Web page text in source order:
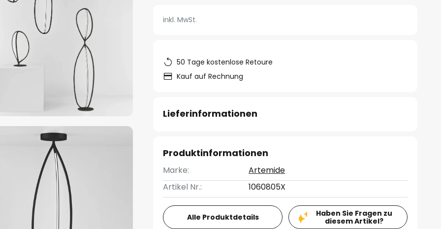
inkl. MwSt.
50 Tage kostenlose Retoure
Kauf auf Rechnung
Lieferinformationen
Produktinformationen
Marke:
Artemide
Artikel Nr.:
1060805X
Alle Produktdetails
Haben Sie Fragen zu
diesem Artikel?